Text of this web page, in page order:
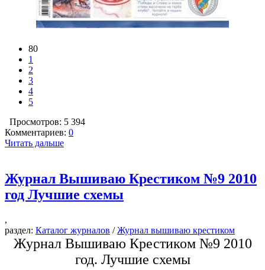
80
1
2
3
4
5
Просмотров: 5 394
Комментариев: 0
Читать дальше
Журнал Вышиваю Крестиком №9 2010
год Лучшие схемы
,
раздел: Каталог журналов /Журнал вышиваю крестиком
Журнал Вышиваю Крестиком №9 2010
год. Лучшие схемы